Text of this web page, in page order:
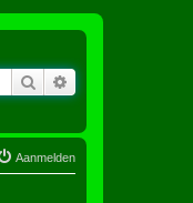
Zoek
Aanmelden